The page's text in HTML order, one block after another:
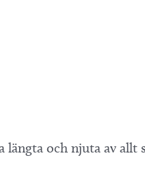
och njuta av allt